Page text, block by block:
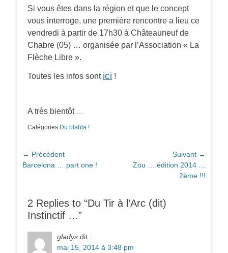
Si vous êtes dans la région et que le concept
vous interroge, une première rencontre a lieu ce
vendredi à partir de 17h30 à Châteauneuf de
Chabre (05) … organisée par l’Association « La
Flèche Libre ».
Toutes les infos sont ici !
A très bientôt…
Catégories Du blabla !
Navigation
de
← Précédent
Article
Barcelona … part one !
Suivant →
ArticleZou … édition 2014 …
2ème !!!
2 Replies to “Du Tir à l’Arc (dit)
Instinctif …”
gladys dit :
mai 15, 2014 à 3:48 pm